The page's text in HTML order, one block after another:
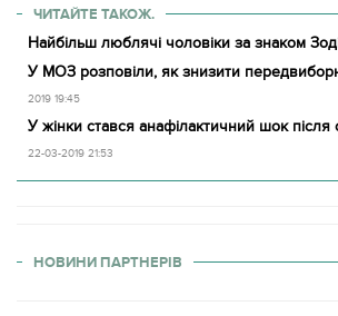
ЧИТАЙТЕ ТАКОЖ.
Найбільш люблячі чоловіки за знаком
У МОЗ розповіли, як знизити
2019 19:45
У жінки стався анафілактичний шок після
22-03-2019 21:53
НОВИНИ ПАРТНЕРІВ